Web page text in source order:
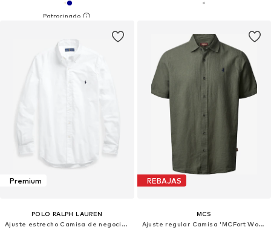
Premium
POLO RALPH LAUREN
Ajuste estrecho Camisa de negocios
REBAJAS
MCS
Ajuste regular Camisa 'MCFort Worth'